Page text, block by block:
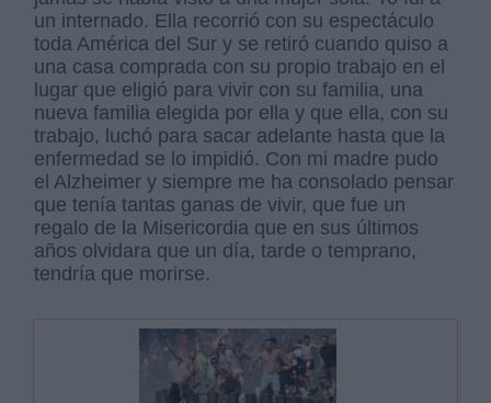
un internado. Ella recorrió con su espectáculo
toda América del Sur y se retiró cuando quiso a
una casa comprada con su propio trabajo en el
lugar que eligió para vivir con su familia, una
nueva familia elegida por ella y que ella, con su
trabajo, luchó para sacar adelante hasta que la
enfermedad se lo impidió. Con mi madre pudo
el Alzheimer y siempre me ha consolado pensar
que tenía tantas ganas de vivir, que fue un
regalo de la Misericordia que en sus últimos
años olvidara que un día, tarde o temprano,
tendría que morirse.